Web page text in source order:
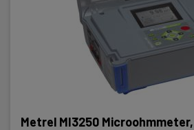
Metrel MI3250